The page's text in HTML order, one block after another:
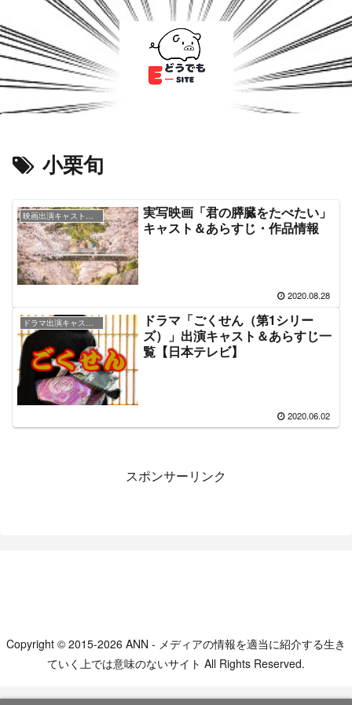
小栗旬
実写映画「君の膵臓をたべたい」
キャスト＆あらすじ・作品情報
2020.08.28
ドラマ出演キャスト＆あらすじ情報
ドラマ「ごくせん（第1シリー
ズ）」出演キャスト＆あらすじ一
覧【日本テレビ】
2020.06.02
スポンサーリンク
Copyright © 2015-2026 ANN - メディアの情報を適当に紹介する生き
ていく上では意味のないサイト All Rights Reserved.